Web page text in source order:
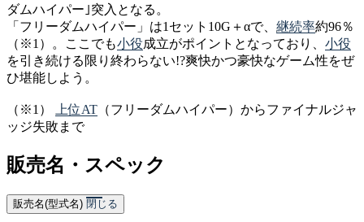
ダムハイパー｣突入となる。
「フリーダムハイパー」は1セット10G＋αで、 継続率約96％
（※1）。ここでも小役成立がポイントとなっており、 小役
を引き続ける限り終わらない!?爽快かつ豪快なゲーム性をぜ
ひ堪能しよう。
（※1） 上位AT （フリーダムハイパー）からファイナルジャ
ッジ失敗まで
販売名・スペック
販売名(型式名) 閉じる